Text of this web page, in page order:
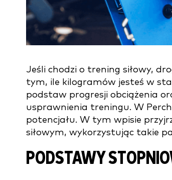
Jeśli chodzi o trening siłowy,
tym, ile kilogramów jesteś w
podstaw progresji obciążenia
usprawnienia treningu. W
potencjału. W tym wpisie
siłowym, wykorzystując takie
PODSTAWY